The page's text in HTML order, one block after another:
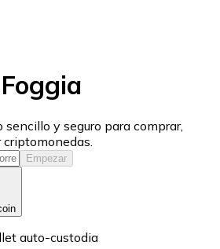
y seguro para comprar,
Empezar
auto-custodia